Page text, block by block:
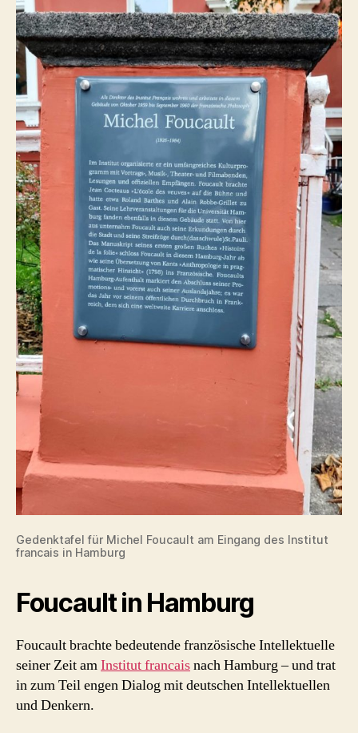
Gedenktafel für Michel Foucault am Eingang des Institut
francais in Hamburg
Foucault in Hamburg
Foucault brachte bedeutende französische Intellektuelle
seiner Zeit amInstitut francaisnach Hamburg – und trat
in zum Teil engen Dialog mit deutschen Intellektuellen
und Denkern.